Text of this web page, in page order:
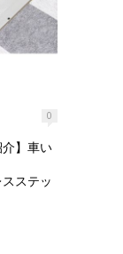
0
介】車い
ステッ